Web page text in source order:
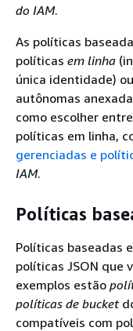
do IAM.
As políticas
políticas em linha
única identidade) ou
autônomas
como escolher
políticas em linha,
gerenciadas e
IAM.
Políticas
Políticas baseadas
políticas JSON que
exemplos estão
políticas de bucket
compatíveis com